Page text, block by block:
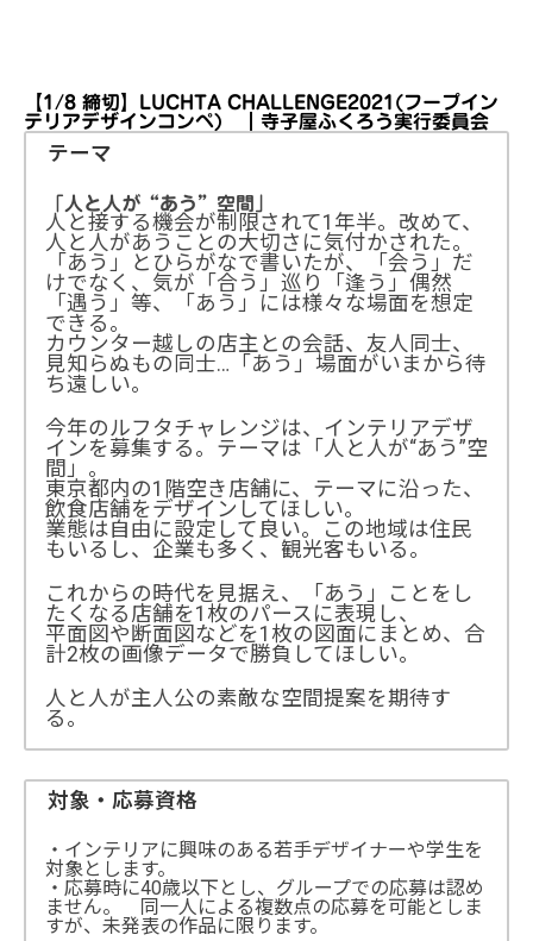
【1/8 締切】LUCHTA CHALLENGE2021(フープイン
テリアデザインコンペ) ｜寺子屋ふくろう実行委員会
テーマ
「人と人が“あう”空間」
人と接する機会が制限されて1年半。改めて、
人と人があうことの大切さに気付かされた。
「あう」とひらがなで書いたが、「会う」だ
けでなく、気が「合う」巡り「逢う」偶然
「遇う」等、「あう」には様々な場面を想定
できる。
カウンター越しの店主との会話、友人同士、
見知らぬもの同士…「あう」場面がいまから待
ち遠しい。
今年のルフタチャレンジは、インテリアデザ
インを募集する。テーマは「人と人が“あう”空
間」。
東京都内の1階空き店舗に、テーマに沿った、
飲食店舗をデザインしてほしい。
業態は自由に設定して良い。この地域は住民
もいるし、企業も多く、観光客もいる。
これからの時代を見据え、「あう」ことをし
たくなる店舗を1枚のパースに表現し、
平面図や断面図などを1枚の図面にまとめ、合
計2枚の画像データで勝負してほしい。
人と人が主人公の素敵な空間提案を期待す
る。
対象・応募資格
・インテリアに興味のある若手デザイナーや学生を
対象とします。
・応募時に40歳以下とし、グループでの応募は認め
ません。 同一人による複数点の応募を可能としま
すが、未発表の作品に限ります。